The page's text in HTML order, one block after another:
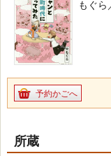
もぐ
予約かごへ
所蔵